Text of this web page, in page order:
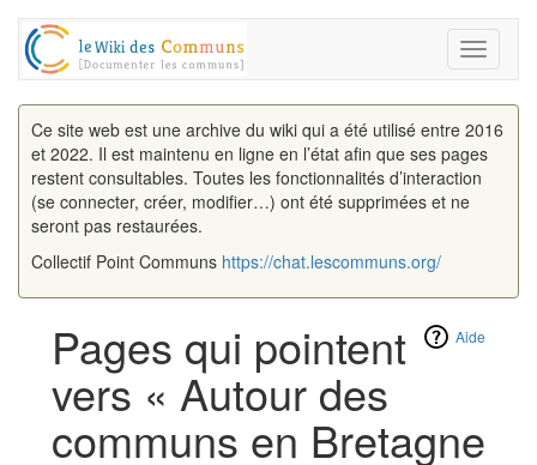
Toggle
Ce site web est une archive du wiki qui a été utilisé entre 2016
et 2022. Il est maintenu en ligne en l’état afin que ses pages
restent consultables. Toutes les fonctionnalités d’interaction
(se connecter, créer, modifier…) ont été supprimées et ne
seront pas restaurées.
Collectif Point Communs https://chat.lescommuns.org/
Aide
Pages qui pointent
vers « Autour des
communs en Bretagne